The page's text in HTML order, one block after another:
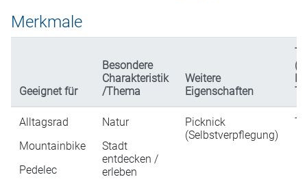
Merkmale
Geeignet für
Besondere
Charakteristik
/Thema
Weitere
Eigenschaften
Alltagsrad
Mountainbike
Pedelec
Natur
Stadt
entdecken /
erleben
Picknick
(Selbstverpflegung)